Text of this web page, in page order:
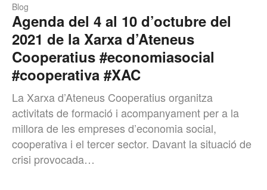
Agenda del 4 al 10 d’octubre del
2021 de la Xarxa d’Ateneus
Cooperatius #economiasocial
#cooperativa #XAC
Blog
La Xarxa d’Ateneus Cooperatius organitza
activitats de formació i acompanyament per a la
millora de les empreses d’economia social,
cooperativa i el tercer sector. Davant la situació de
crisi provocada…